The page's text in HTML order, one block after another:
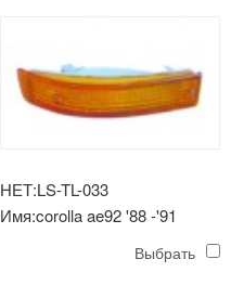
НЕТ:LS-TL-033
Имя:corolla ae92 '88 -'91
Выбрать